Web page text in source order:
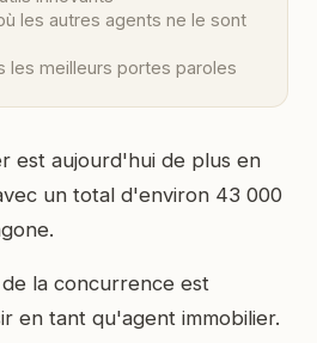
les autres agents ne le sont
les meilleurs portes paroles
est aujourd'hui de plus en
un total d'environ 43 000
la concurrence est
en tant qu'agent immobilier.